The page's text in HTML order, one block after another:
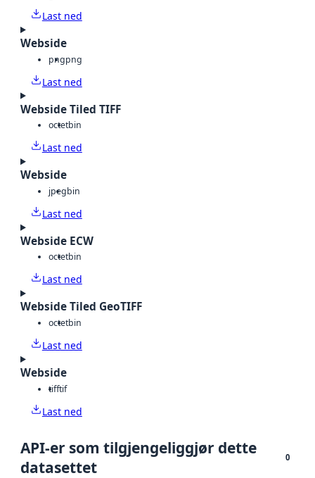
Last ned
Webside
pngpng
Last ned
Webside Tiled TIFF
octetbin
Last ned
Webside
jpegbin
Last ned
Webside ECW
octetbin
Last ned
Webside Tiled GeoTIFF
octetbin
Last ned
Webside
tifftif
Last ned
API-er som tilgjengeliggjør dette
datasettet
0